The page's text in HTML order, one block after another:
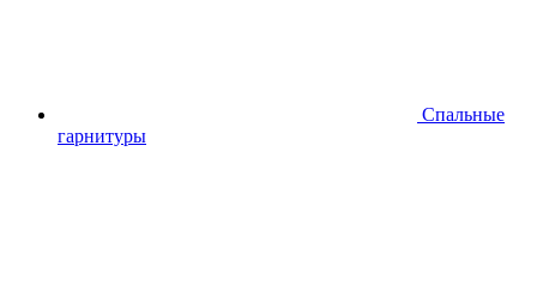
Спальные
гарнитуры